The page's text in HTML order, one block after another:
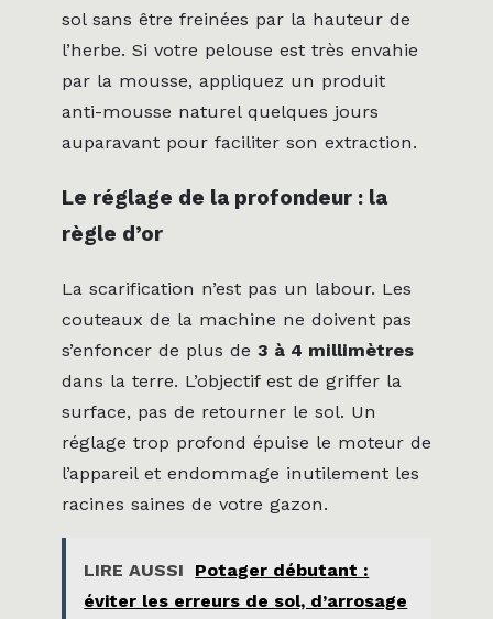
sol sans être freinées par la hauteur de
l’herbe. Si votre pelouse est très envahie
par la mousse, appliquez un produit
anti-mousse naturel quelques jours
auparavant pour faciliter son extraction.
Le réglage de la profondeur : la
règle d’or
La scarification n’est pas un labour. Les
couteaux de la machine ne doivent pas
s’enfoncer de plus de 3 à 4 millimètres
dans la terre. L’objectif est de griffer la
surface, pas de retourner le sol. Un
réglage trop profond épuise le moteur de
l’appareil et endommage inutilement les
racines saines de votre gazon.
LIRE AUSSI
Potager débutant :
éviter les erreurs de sol, d’arrosage